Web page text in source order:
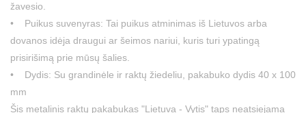
žavesio.
• Puikus suvenyras: Tai puikus atminimas iš Lietuvos arba
dovanos idėja draugui ar šeimos nariui, kuris turi ypatingą
prisirišimą prie mūsų šalies.
• Dydis: Su grandinėle ir raktų žiedeliu, pakabuko dydis 40 x 100
mm
Šis metalinis raktų pakabukas "Lietuva - Vytis" taps neatsiejama